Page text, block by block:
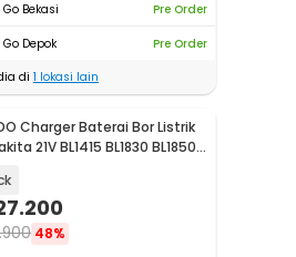
Go Bekasi
Pre Order
Go Depok
Pre Order
di 1 lokasi lain
Charger Baterai Bor Listrik
21V BL1415 BL1830 BL1850
48%